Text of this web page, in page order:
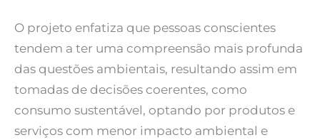
O projeto enfatiza que pessoas conscientes
tendem a ter uma compreensão mais profunda
das questões ambientais, resultando assim em
tomadas de decisões coerentes, como
consumo sustentável, optando por produtos e
serviços com menor impacto ambiental e